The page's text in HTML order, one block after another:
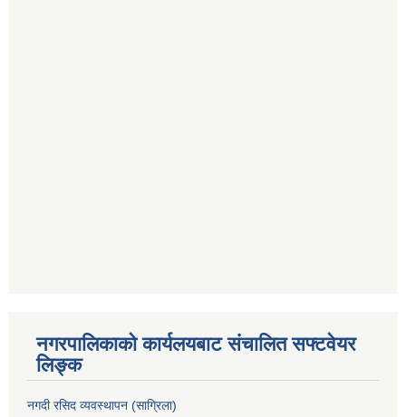
नगरपालिकाको कार्यलयबाट संचालित सफ्टवेयर
लिङ्क
नगदी रसिद व्यवस्थापन (साग्रिला)